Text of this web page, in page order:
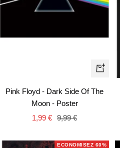
Ajouter
Pink Floyd - Dark Side Of The
Moon - Poster
Prix
vente
1,99 € Prix
9,99 €
ECONOMISEZ 60%